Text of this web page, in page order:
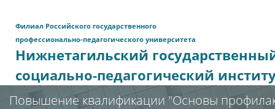
Филиал Российского государственного
профессионально-педагогического университета
Нижнетагильский
социально-педагогический
Повышение квалификации "Основы